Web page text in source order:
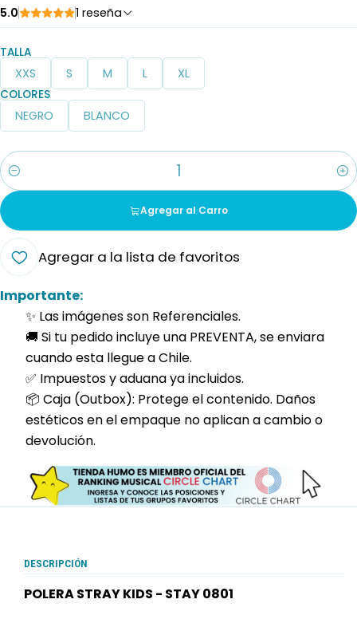
5.0 1 reseña
TALLA
XXS S M L XL
COLORES
NEGRO BLANCO
Cantidad
Agregar al Carro
Agregar a la lista de favoritos
Importante:
✨ Las imágenes son Referenciales.
🚚 Si tu pedido incluye una PREVENTA, se enviara
cuando esta llegue a Chile.
✅ Impuestos y aduana ya incluidos.
📦 Caja (Outbox): Protege el contenido. Daños
estéticos en el empaque no aplican a cambio o
devolución.
DESCRIPCIÓN
POLERA STRAY KIDS - STAY 0801